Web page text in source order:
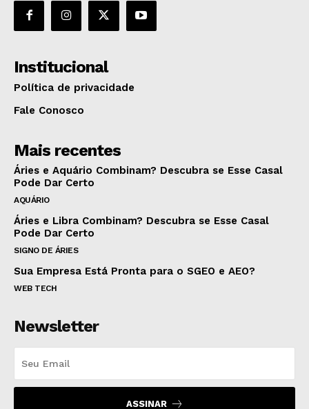
Institucional
Política de privacidade
Fale Conosco
Mais recentes
Áries e Aquário Combinam? Descubra se Esse Casal
Pode Dar Certo
AQUÁRIO
Áries e Libra Combinam? Descubra se Esse Casal
Pode Dar Certo
SIGNO DE ÁRIES
Sua Empresa Está Pronta para o SGEO e AEO?
WEB TECH
Newsletter
ASSINAR